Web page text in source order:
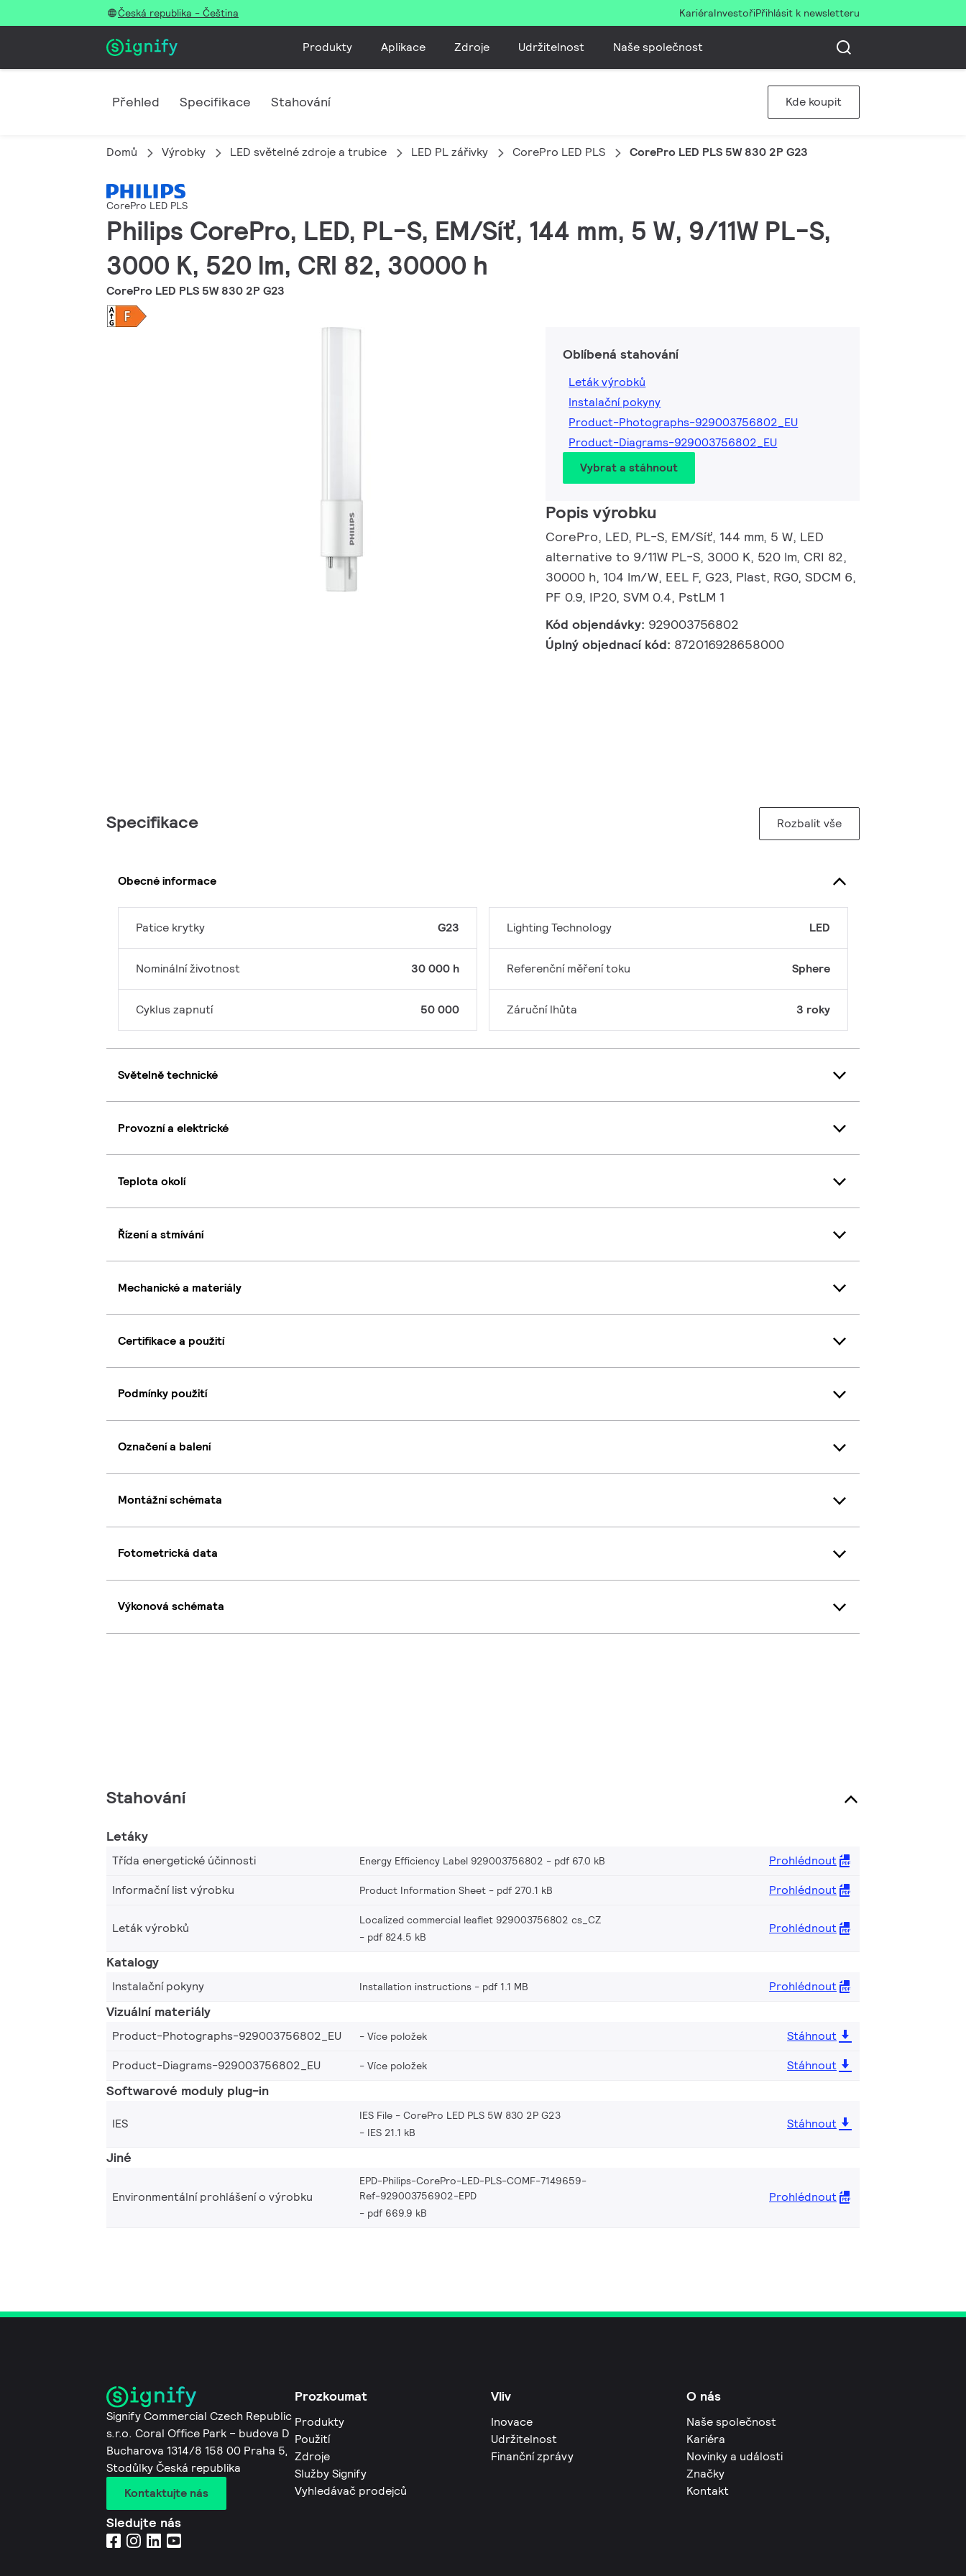
Česká republika - Čeština KariéraInvestořiPřihlásit k newsletteru
Produkty Aplikace Zdroje Udržitelnost Naše společnost
Přehled Specifikace Stahování Kde koupit
Domů Výrobky LED světelné zdroje a trubice LED PL zářivky CorePro LED PLS CorePro LED PLS 5W 830 2P G23
CorePro LED PLS
Philips CorePro, LED, PL-S, EM/Síť, 144 mm, 5 W, 9/11W PL-S,
3000 K, 520 lm, CRI 82, 30000 h
CorePro LED PLS 5W 830 2P G23
Oblíbená stahování
Leták výrobků
Instalační pokyny
Product-Photographs-929003756802_EU
Product-Diagrams-929003756802_EU
Vybrat a stáhnout
Popis výrobku
CorePro, LED, PL-S, EM/Síť, 144 mm, 5 W, LED
alternative to 9/11W PL-S, 3000 K, 520 lm, CRI 82,
30000 h, 104 lm/W, EEL F, G23, Plast, RG0, SDCM 6,
PF 0.9, IP20, SVM 0.4, PstLM 1
Kód objendávky: 929003756802
Úplný objednací kód: 872016928658000
Specifikace Rozbalit vše
Obecné informace
Patice krytky G23
Nominální životnost 30 000 h
Cyklus zapnutí 50 000
Lighting Technology LED
Referenční měření toku Sphere
Záruční lhůta 3 roky
Světelně technické
Provozní a elektrické
Teplota okolí
Řízení a stmívání
Mechanické a materiály
Certifikace a použití
Podmínky použití
Označení a balení
Montážní schémata
Fotometrická data
Výkonová schémata
Stahování
Letáky
Třída energetické účinnosti Energy Efficiency Label 929003756802 pdf 67.0 kB
Prohlédnout
Informační list výrobku
Product Information Sheet pdf 270.1 kB Prohlédnout
Leták výrobků
Localized commercial leaflet 929003756802 cs_CZ
pdf 824.5 kB
Prohlédnout
Katalogy
Instalační pokyny Installation instructions pdf 1.1 MB Prohlédnout
Vizuální materiály
Product-Photographs-929003756802_EU Více položek
Stáhnout
Product-Diagrams-929003756802_EU
Více položek Stáhnout
Softwarové moduly plug-in
IES
IES File - CorePro LED PLS 5W 830 2P G23
IES 21.1 kB
Stáhnout
Jiné
Environmentální prohlášení o výrobku
EPD-Philips-CorePro-LED-PLS-COMF-7149659-
Ref-929003756902-EPD
pdf 669.9 kB
Prohlédnout
Signify Commercial Czech Republic
s.r.o. Coral Office Park – budova D
Bucharova 1314/8 158 00 Praha 5,
Stodůlky Česká republika
Kontaktujte nás
Sledujte nás
Prozkoumat
Produkty
Použití
Zdroje
Služby Signify
Vyhledávač prodejců
Vliv
Inovace
Udržitelnost
Finanční zprávy
O nás
Naše společnost
Kariéra
Novinky a události
Značky
Kontakt